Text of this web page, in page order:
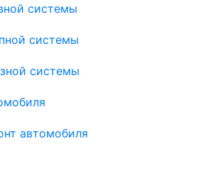
системы
системы
системы
автомобиля